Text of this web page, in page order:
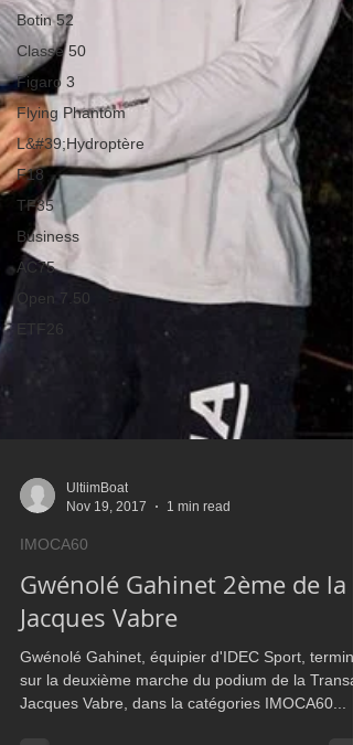
Botin 52
Classe 50
Figaro 3
Flying Phantom
L&#39;Hydroptère
F18
TF35
Business
AC75
Open 7.50
ETF26
Nov 19, 2017
IMOCA60
Gwénolé Gahinet 2ème de la
Jacques Vabre
Gwénolé Gahinet, équipier d'IDEC Sport, termine